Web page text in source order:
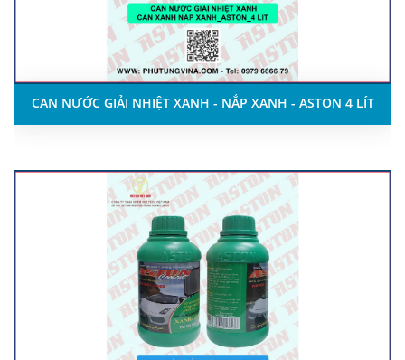
CAN NƯỚC GIẢI NHIỆT XANH - NẮP XANH - ASTON 4 LÍT